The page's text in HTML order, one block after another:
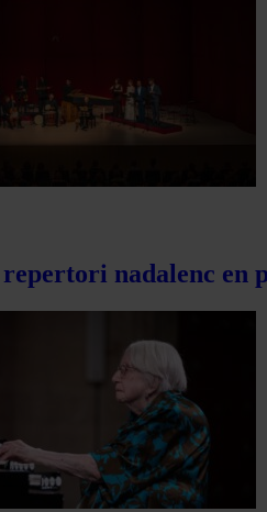
nadalenc en